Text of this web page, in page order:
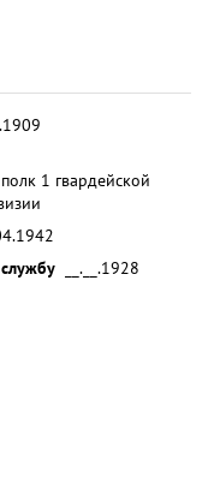
1 гвардейской
__.__.1928